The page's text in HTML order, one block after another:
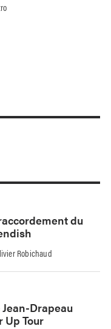
du
Robichaud
Drapeau
Up Tour